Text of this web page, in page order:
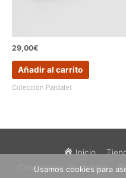
29,00€
Añadir al carrito
Colección Pardalet
Inicio
Condiciones de compra
Usamos cookies para